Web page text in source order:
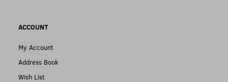
ACCOUNT
My Account
Address Book
Wish List